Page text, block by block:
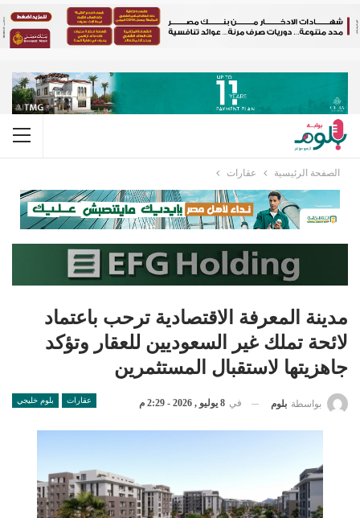
الصفحة الرئيسية عقارات
مدينة المعرفة الاقتصادية ترحب باعتماد
لائحة تملك غير السعوديين للعقار وتؤكد
جاهزيتها لاستقبال المستثمرين
عقارات بلوم خليجي بواسطة بلوم في 8 يوليو , 2026 - 2:29 م